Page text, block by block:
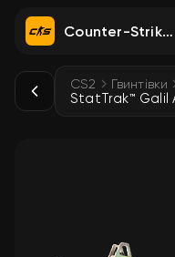
Counter-Strike 2
CS2 Гвинтівки